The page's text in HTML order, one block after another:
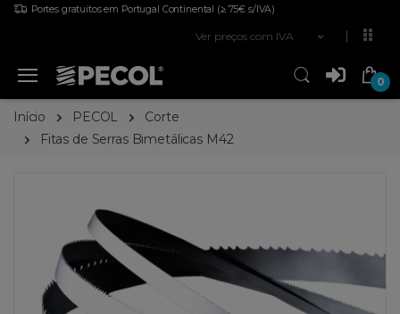
Portes gratuitos em Portugal Continental (≥ 75€ s/IVA)
Ver preços com IVA
0
Início PECOL
Corte
Fitas de Serras Bimetálicas M42